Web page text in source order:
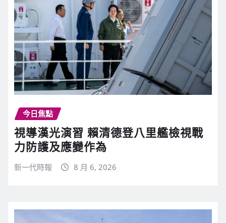
今日焦點
視導漢光演習 賴清德登八里艦檢視戰
力防護及應變作為
新一代時報 8 月 6, 2026